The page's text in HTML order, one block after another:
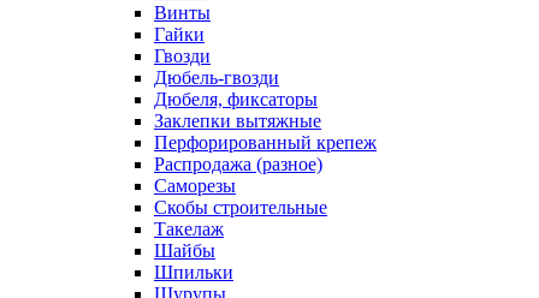
Винты
Гайки
Гвозди
Дюбель-гвозди
Дюбеля, фиксаторы
Заклепки вытяжные
Перфорированный крепеж
Распродажа (разное)
Саморезы
Скобы строительные
Такелаж
Шайбы
Шпильки
Шурупы